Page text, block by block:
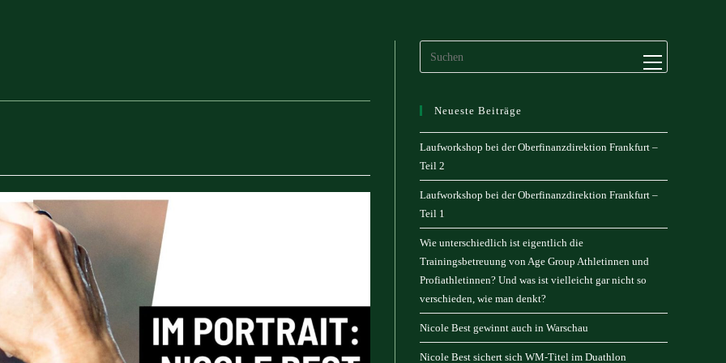
Website-
Neueste Beiträge
Laufworkshop bei der Oberfinanzdirektion Frankfurt –
Teil 2
Laufworkshop bei der Oberfinanzdirektion Frankfurt –
Teil 1
Wie unterschiedlich ist eigentlich die
Trainingsbetreuung von Age Group Athletinnen und
Profiathletinnen? Und was ist vielleicht gar nicht so
verschieden, wie man denkt?
Nicole Best gewinnt auch in Warschau
Nicole Best sichert sich WM-Titel im Duathlon